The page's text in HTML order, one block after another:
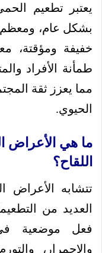
يعتبر تطعيم
بشكل عام، ومعظم
خفيفة ومؤقتة،
طمأنة الأفراد
مما يعزز ثقة
الحيوي.
ما هي الأعراض
اللقاح؟
تتشابه الأعراض
العديد من
فعل موضعية
والاحمرار،